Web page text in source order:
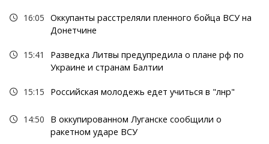
16:05 Оккупанты расстреляли пленного бойца ВСУ на
Донетчине
15:41
Разведка Литвы предупредила о плане рф по
Украине и странам Балтии
15:15 Российская молодежь едет учиться в "лнр"
14:50
В оккупированном Луганске сообщили о
ракетном ударе ВСУ